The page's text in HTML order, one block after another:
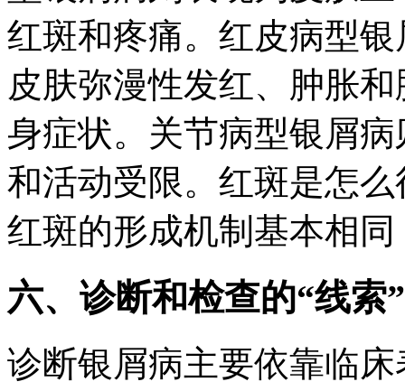
红斑和疼痛。红皮病型
皮肤弥漫性发红、肿胀
身症状。关节病型银屑
和活动受限。红斑是怎
红斑的形成机制基本相
六、诊断和检查的“线索”
诊断银屑病主要依靠临